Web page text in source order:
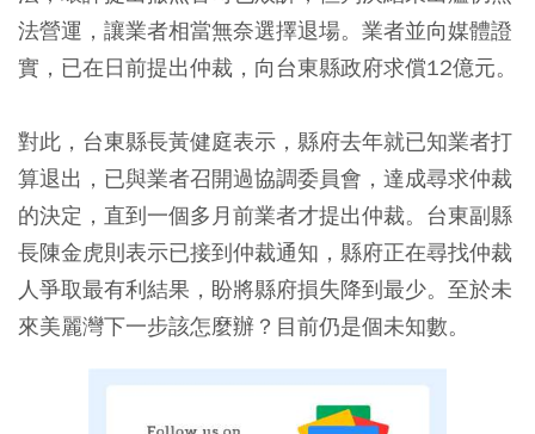
法營運，讓業者相當無奈選擇退場。業者並向媒體證
實，已在日前提出仲裁，向台東縣政府求償12億元。
對此，台東縣長黃健庭表示，縣府去年就已知業者打
算退出，已與業者召開過協調委員會，達成尋求仲裁
的決定，直到一個多月前業者才提出仲裁。台東副縣
長陳金虎則表示已接到仲裁通知，縣府正在尋找仲裁
人爭取最有利結果，盼將縣府損失降到最少。至於未
來美麗灣下一步該怎麼辦？目前仍是個未知數。